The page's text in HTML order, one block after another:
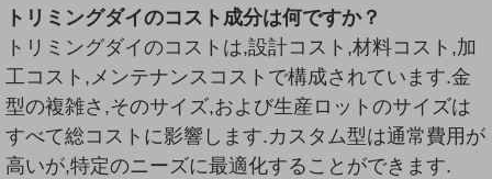
トリミングダイのコスト成分は何ですか？
トリミングダイのコストは,設計コスト,材料コスト,加
工コスト,メンテナンスコストで構成されています.金
型の複雑さ,そのサイズ,および生産ロットのサイズは
すべて総コストに影響します.カスタム型は通常費用が
高いが,特定のニーズに最適化することができます.